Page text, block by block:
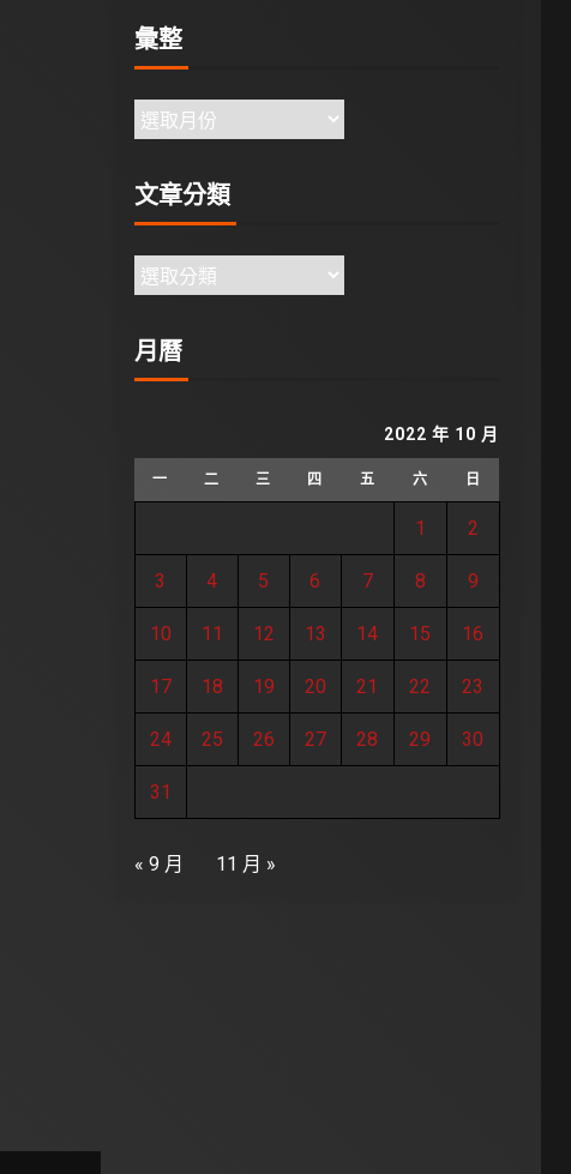
彙整
文章分類
月曆
2022 年 10 月
一 二 三 四 五 六 日
1 2
3 4 5 6 7 8 9
10 11 12 13 14 15 16
17 18 19 20 21 22 23
24 25 26 27 28 29 30
31
« 9 月 11 月 »